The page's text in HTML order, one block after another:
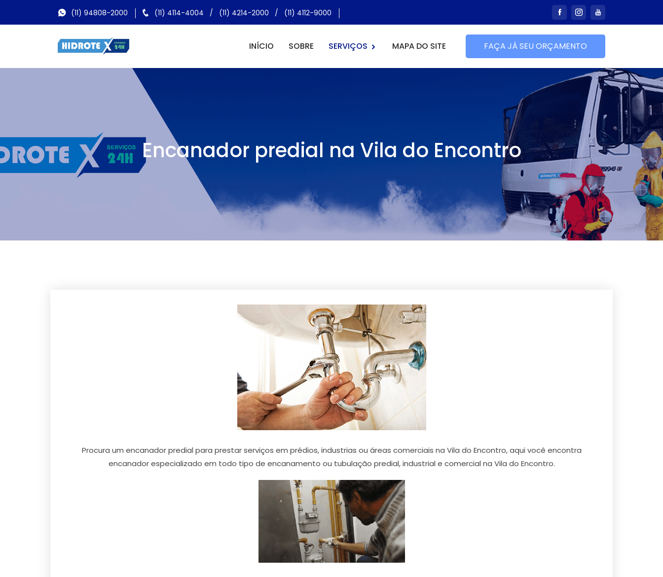
(11) 94808-2000 (11) 4114-4004 / (11) 4214-2000 / (11) 4112-9000
INÍCIO SOBRE SERVIÇOS MAPA DO SITE FAÇA JÁ SEU ORÇAMENTO
Encanador predial na Vila do Encontro
Procura um encanador predial para prestar serviços em prédios, industrias ou áreas comerciais na Vila do Encontro, aqui você encontra
encanador especializado em todo tipo de encanamento ou tubulação predial, industrial e comercial na Vila do Encontro.